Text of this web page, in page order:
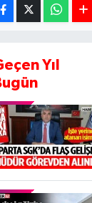
Yıl